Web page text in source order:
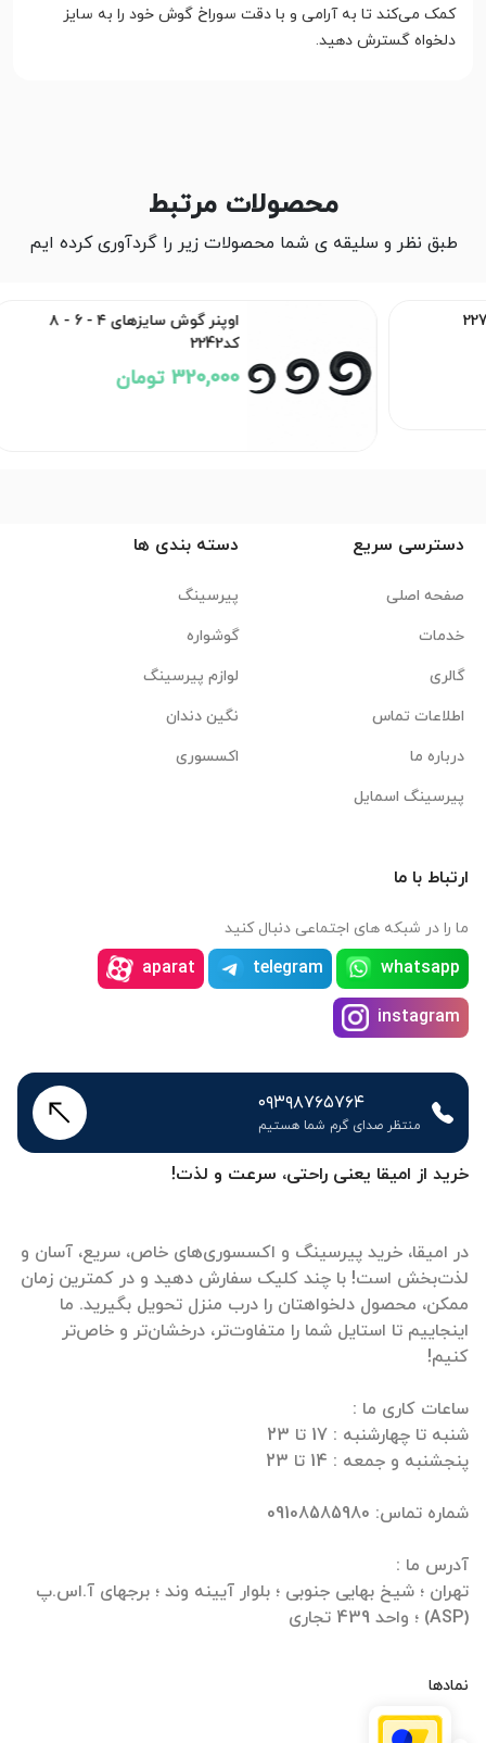
کمک می‌کند تا به آرامی و با دقت سوراخ گوش خود را به سایز
دلخواه گسترش دهید.
محصولات مرتبط
طبق نظر و سلیقه ی شما محصولات زیر را گردآوری کرده ایم
اوپنر گوش سایزهای ۴ - 6 - ۸
کد2242
320,000 تومان
خرید از امیقا یعنی راحتی، سرعت و لذت!
در امیقا، خرید پیرسینگ و اکسسوری‌های خاص، سریع، آسان و
لذت‌بخش است! با چند کلیک سفارش دهید و در کمترین زمان
ممکن، محصول دلخواهتان را درب منزل تحویل بگیرید. ما
اینجاییم تا استایل شما را متفاوت‌تر، درخشان‌تر و خاص‌تر
تهران ؛ شیخ بهایی جنوبی ؛ بلوار آیینه وند ؛ برجهای آ.اس.پ
(ASP) ؛ واحد 439 تجاری
نمادها
دسترسی سریع
صفحه اصلی
خدمات
گالری
اطلاعات تماس
درباره ما
پیرسینگ اسمایل
دسته بندی ها
پیرسینگ
گوشواره
لوازم پیرسینگ
نگین دندان
اکسسوری
ارتباط با ما
ما را در شبکه های اجتماعی دنبال کنید
whatsapp
telegram
aparat
instagram
۰۹۳۹۸۷۶۵۷۶۴
منتظر صدای گرم شما هستیم